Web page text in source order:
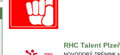
RHC Talent